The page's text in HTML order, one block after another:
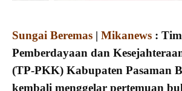
Sungai Beremas | Mikanews :
Pemberdayaan dan
(TP-PKK) Kabupaten Pasaman
kembali menggelar pertemuan